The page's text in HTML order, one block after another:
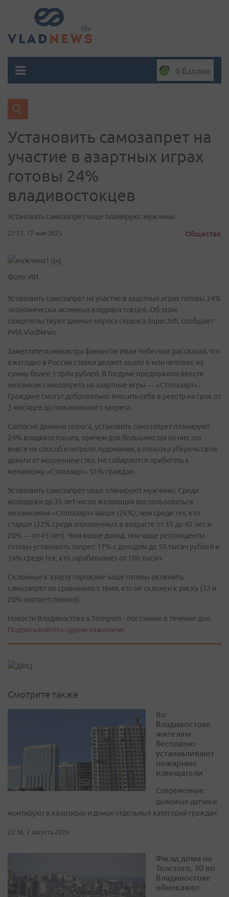
0 баллов
Установить самозапрет на
участие в азартных играх
готовы 24%
владивостокцев
Установить самозапрет чаще планируют мужчины
22:27, 17 мая 2025 Общество
Фото: ИИ
Установить самозапрет на участие в азартных играх готовы 24%
экономически активных владивостокцев. Об этом
свидетельствуют данные опроса сервиса SuperJob, сообщает
РИА VladNews.
Заместитель министра финансов Иван Чебесков рассказал, что
ежегодно в России ставки делают около 6 млн человек на
сумму более 1 трлн рублей. В Госдуме предложили ввести
механизм самозапрета на азартные игры — «Стопазарт».
Граждане смогут добровольно вносить себя в реестр на срок от
3 месяцев до пожизненного запрета.
Согласно данным опроса, установить самозапрет планируют
24% владивостокцев, причем для большинства из них это
вовсе не способ контроля лудомании, а попытка уберечь свои
деньги от мошенничества. Не собираются прибегать к
механизму «Стопазарт» 51% граждан.
Установить самозапрет чаще планируют мужчины. Среди
молодежи до 35 лет число желающих воспользоваться
механизмом «Стопазарт» выше (26%), чем среди тех, кто
старше (22% среди опрошенных в возрасте от 35 до 45 лет и
20% — от 45 лет). Чем выше доход, тем чаще респонденты
готовы установить запрет: 17% с доходом до 50 тысяч рублей и
34% среди тех, кто зарабатывает от 100 тысяч.
Склонные к азарту горожане чаще готовы включить
самозапрет по сравнению с теми, кто не склонен к риску (32 и
20% соответственно).
Новости Владивостока в Telegram - постоянно в течение дня.
Подписывайтесь одним нажатием!
Смотрите также
Во
Владивостоке
жителям
бесплатно
устанавливают
пожарные
извещатели
Современные
дымовые датчики
монтируют в квартирах и домах отдельных категорий граждан
23:36, 7 августа 2026
Фасад дома на
Толстого, 30 во
Владивостоке
обновляют